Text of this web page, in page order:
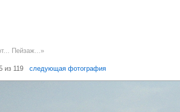
Пейзаж...»
119 следующая фотография